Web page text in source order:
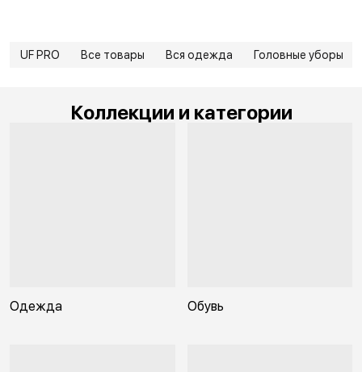
UF PRO Все товары Вся одежда Головные уборы
Коллекции и категории
Одежда Обувь